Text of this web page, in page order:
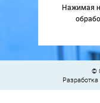
Нажимая
©